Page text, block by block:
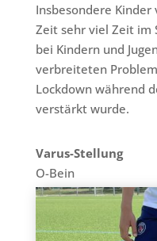
Insbesondere
Zeit sehr viel Zeit im
bei Kindern und
verbreiteten
Lockdown während
verstärkt wurde.
Varus-Stellung
O-Bein